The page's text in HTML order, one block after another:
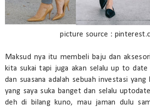
picture source :
Maksud nya itu membeli baju dan
kita sukai tapi juga akan selalu up to date
dan suasana adalah sebuah investasi yang
yang saya suka banget dan selalu
deh di bilang kuno, mau jaman dulu